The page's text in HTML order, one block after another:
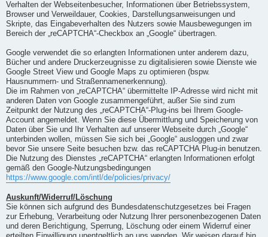
Verhalten der Webseitenbesucher, Informationen über Betriebssystem,
Browser und Verweildauer, Cookies, Darstellungsanweisungen und
Skripte, das Eingabeverhalten des Nutzers sowie Mausbewegungen im
Bereich der „reCAPTCHA“-Checkbox an „Google“ übertragen.
Google verwendet die so erlangten Informationen unter anderem dazu,
Bücher und andere Druckerzeugnisse zu digitalisieren sowie Dienste wie
Google Street View und Google Maps zu optimieren (bspw.
Hausnummern- und Straßennamenerkennung).
Die im Rahmen von „reCAPTCHA“ übermittelte IP-Adresse wird nicht mit
anderen Daten von Google zusammengeführt, außer Sie sind zum
Zeitpunkt der Nutzung des „reCAPTCHA“-Plug-ins bei Ihrem Google-
Account angemeldet. Wenn Sie diese Übermittlung und Speicherung von
Daten über Sie und Ihr Verhalten auf unserer Webseite durch „Google“
unterbinden wollen, müssen Sie sich bei „Google“ ausloggen und zwar
bevor Sie unsere Seite besuchen bzw. das reCAPTCHA Plug-in benutzen.
Die Nutzung des Dienstes „reCAPTCHA“ erlangten Informationen erfolgt
gemäß den Google-Nutzungsbedingungen
https://www.google.com/intl/de/policies/privacy/
Auskunft/Widerruf/Löschung
Sie können sich aufgrund des Bundesdatenschutzgesetzes bei Fragen
zur Erhebung, Verarbeitung oder Nutzung Ihrer personenbezogenen Daten
und deren Berichtigung, Sperrung, Löschung oder einem Widerruf einer